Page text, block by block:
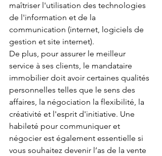
maîtriser l'utilisation des technologies
de l'information et de la
communication (internet, logiciels de
gestion et site internet).
De plus, pour assurer le meilleur
service à ses clients, le mandataire
immobilier doit avoir certaines qualités
personnelles telles que le sens des
affaires, la négociation la flexibilité, la
créativité et l'esprit d'initiative. Une
habileté pour communiquer et
négocier est également essentielle si
vous souhaitez devenir l’as de la vente